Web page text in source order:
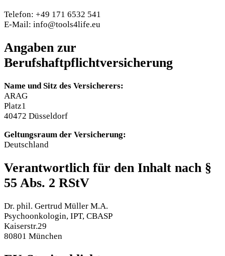
Telefon: +49 171 6532 541
E-Mail: info@tools4life.eu
Angaben zur
Berufshaftpflichtversicherung
Name und Sitz des Versicherers:
ARAG
Platz1
40472 Düsseldorf
Geltungsraum der Versicherung:
Deutschland
Verantwortlich für den Inhalt nach §
55 Abs. 2 RStV
Dr. phil. Gertrud Müller M.A.
Psychoonkologin, IPT, CBASP
Kaiserstr.29
80801 München